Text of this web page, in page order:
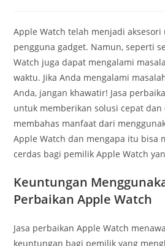
Apple Watch telah menjadi
pengguna gadget. Namun, seperti
Watch juga dapat mengalami
waktu. Jika Anda mengalami
Anda, jangan khawatir! Jasa
untuk memberikan solusi cepat
membahas manfaat dari
Apple Watch dan mengapa itu bisa
cerdas bagi pemilik Apple Watch
Keuntungan
Perbaikan Apple Watch
Jasa perbaikan Apple Watch
keuntungan bagi pemilik yang